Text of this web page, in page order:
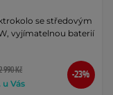
se středovým
vyjímatelnou baterií
990 Kč
u Vás
-23%